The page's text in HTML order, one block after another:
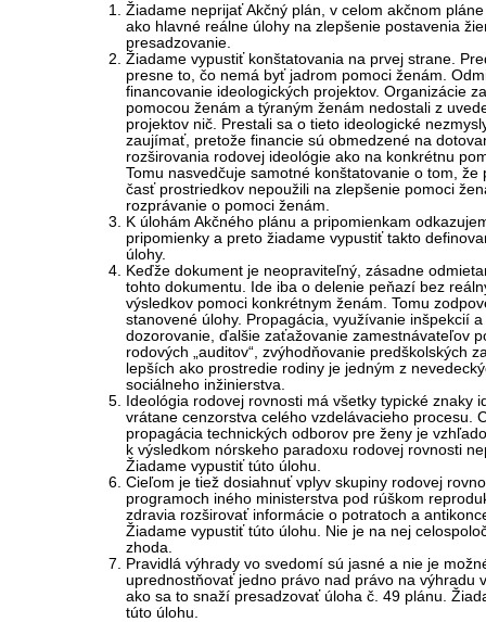
Žiadame neprijať Akčný plán, v celom akčnom
ako hlavné reálne úlohy na zlepšenie postavenia
presadzovanie.
Žiadame vypustiť konštatovania na prvej strane.
presne to, čo nemá byť jadrom pomoci ženám.
financovanie ideologických projektov. Organizácie
pomocou ženám a týraným ženám nedostali z
projektov nič. Prestali sa o tieto ideologické
zaujímať, pretože financie sú obmedzené na
rozširovania rodovej ideológie ako na konkrétnu
Tomu nasvedčuje samotné konštatovanie o tom, že
časť prostriedkov nepoužili na zlepšenie pomoci
rozprávanie o pomoci ženám.
K úlohám Akčného plánu a pripomienkam
pripomienky a preto žiadame vypustiť takto
úlohy.
Keďže dokument je neopraviteľný, zásadne
tohto dokumentu. Ide iba o delenie peňazí bez
výsledkov pomoci konkrétnym ženám. Tomu
stanovené úlohy. Propagácia, využívanie inšpekcií
dozorovanie, ďalšie zaťažovanie zamestnávateľov
rodových „auditov“, zvýhodňovanie predškolských
lepších ako prostredie rodiny je jedným z
sociálneho inžinierstva.
Ideológia rodovej rovnosti má všetky typické znaky
vrátane cenzorstva celého vzdelávacieho procesu.
propagácia technických odborov pre ženy je
k výsledkom nórskeho paradoxu rodovej rovnosti
Žiadame vypustiť túto úlohu.
Cieľom je tiež dosiahnuť vplyv skupiny rodovej
programoch iného ministerstva pod rúškom
zdravia rozširovať informácie o potratoch a
Žiadame vypustiť túto úlohu. Nie je na nej
zhoda.
Pravidlá výhrady vo svedomí sú jasné a nie je
uprednostňovať jedno právo nad právo na výhradu
ako sa to snaží presadzovať úloha č. 49 plánu.
túto úlohu.